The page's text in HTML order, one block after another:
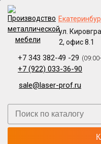
ул.
2, офис 8.1
+7 343 382-49 -29
+7 (922) 033-36-90
sale@laser-prof.ru